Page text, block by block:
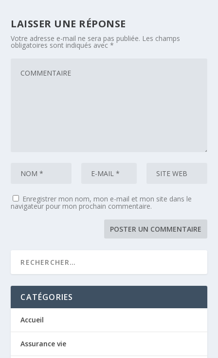
LAISSER UNE RÉPONSE
Votre adresse e-mail ne sera pas publiée. Les champs
obligatoires sont indiqués avec*
Enregistrer mon nom, mon e-mail et mon site dans le
navigateur pour mon prochain commentaire.
CATÉGORIES
Accueil
Assurance vie